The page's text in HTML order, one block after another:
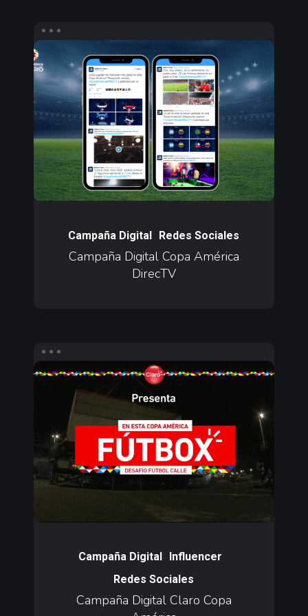
Campaña
Digital
Copa
América
DirecTV
Digital
Copa
América
Campaña Digital Redes Sociales
Campaña Digital Copa América
DirecTV
Campaña
Copa
América
Digital
Claro
Copa
Campaña Digital Influencer
Redes Sociales
Campaña Digital Claro Copa